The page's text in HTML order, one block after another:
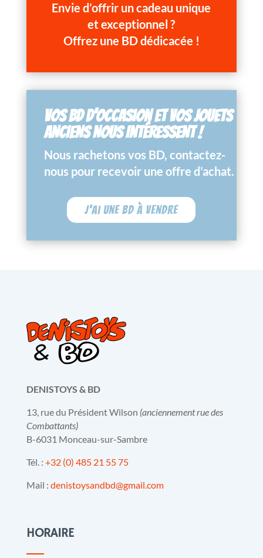
Envie d’offrir un cadeau unique
et exceptionnel ?
Offrez une BD dédicacée !
VOS BD D’OCCASION ET VOS JOUETS
ANCIENS NOUS INTÉRESSENT !
Nous rachetons vos BD, contactez-
nous pour recevoir une offre d’achat.
J'ai une BD à vendre
DENISTOYS & BD
13, rue du Président Wilson (anciennement rue des
Combattants)
B-6031 Monceau-sur-Sambre
Tél. : +32 (0) 485 21 55 75
Mail : denistoysandbd@gmail.com
HORAIRE